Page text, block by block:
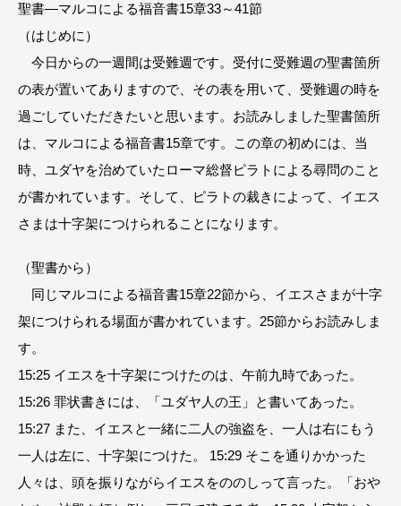
聖書―マルコによる福音書15章33～41節
（はじめに）
今日からの一週間は受難週です。受付に受難週の聖書箇所
の表が置いてありますので、その表を用いて、受難週の時を
過ごしていただきたいと思います。お読みしました聖書箇所
は、マルコによる福音書15章です。この章の初めには、当
時、ユダヤを治めていたローマ総督ピラトによる尋問のこと
が書かれています。そして、ピラトの裁きによって、イエス
さまは十字架につけられることになります。
（聖書から）
同じマルコによる福音書15章22節から、イエスさまが十字
架につけられる場面が書かれています。25節からお読みしま
す。
15:25 イエスを十字架につけたのは、午前九時であった。
15:26 罪状書きには、「ユダヤ人の王」と書いてあった。
15:27 また、イエスと一緒に二人の強盗を、一人は右にもう
一人は左に、十字架につけた。 15:29 そこを通りかかった
人々は、頭を振りながらイエスをののしって言った。「おや